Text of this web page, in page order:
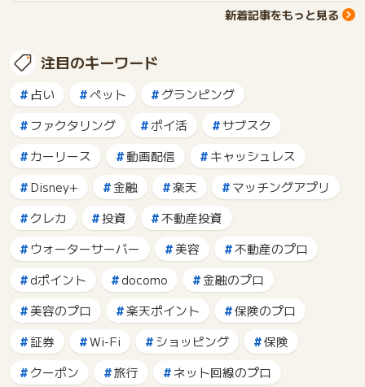
新着記事をもっと見る
注目のキーワード
占い ペット
グランピング
ファクタリング
ポイ活
サブスク
カーリース
動画配信
キャッシュレス
Disney+
金融 楽天
マッチングアプリ
クレカ
投資
不動産投資
ウォーターサーバー
美容
不動産のプロ
dポイント
docomo
金融のプロ
美容のプロ
楽天ポイント
保険のプロ
証券
Wi-Fi ショッピング
保険
クーポン
旅行
ネット回線のプロ